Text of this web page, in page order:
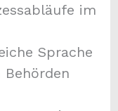
im
Sprache